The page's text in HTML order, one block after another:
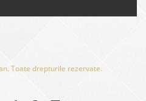
Toate drepturile rezervate.